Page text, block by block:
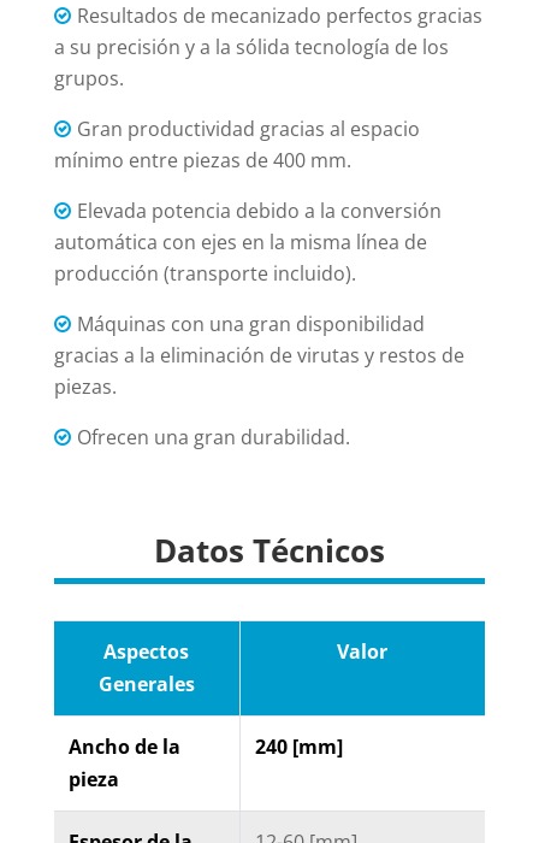
Resultados de mecanizado perfectos gracias
a su precisión y a la sólida tecnología de los
grupos.
Gran productividad gracias al espacio
mínimo entre piezas de 400 mm.
Elevada potencia debido a la conversión
automática con ejes en la misma línea de
producción (transporte incluido).
Máquinas con una gran disponibilidad
gracias a la eliminación de virutas y restos de
piezas.
Ofrecen una gran durabilidad.
Datos Técnicos
Aspectos
Generales
Valor
Ancho de la
pieza
240 [mm]